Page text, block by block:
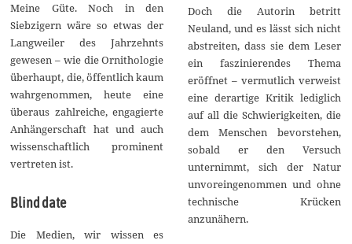
Meine Güte. Noch in den
Siebzigern wäre so etwas der
Langweiler des Jahrzehnts
gewesen – wie die Ornithologie
überhaupt, die, öffentlich kaum
wahrgenommen, heute eine
überaus zahlreiche, engagierte
Anhängerschaft hat und auch
wissenschaftlich prominent
vertreten ist.
Blind date
Die Medien, wir wissen es
Doch die Autorin betritt
Neuland, und es lässt sich nicht
abstreiten, dass sie dem Leser
ein faszinierendes Thema
eröffnet – vermutlich verweist
eine derartige Kritik lediglich
auf all die Schwierigkeiten, die
dem Menschen bevorstehen,
sobald er den Versuch
unternimmt, sich der Natur
unvoreingenommen und ohne
technische Krücken
anzunähern.